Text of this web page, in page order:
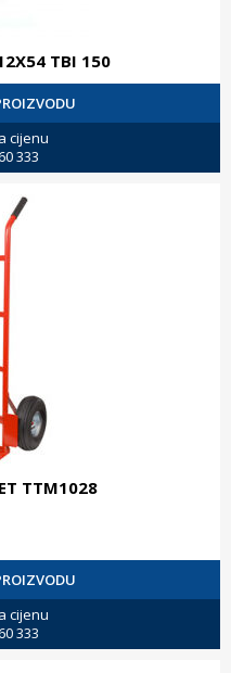
TBI 150
cijenu
333
TTM1028
cijenu
333